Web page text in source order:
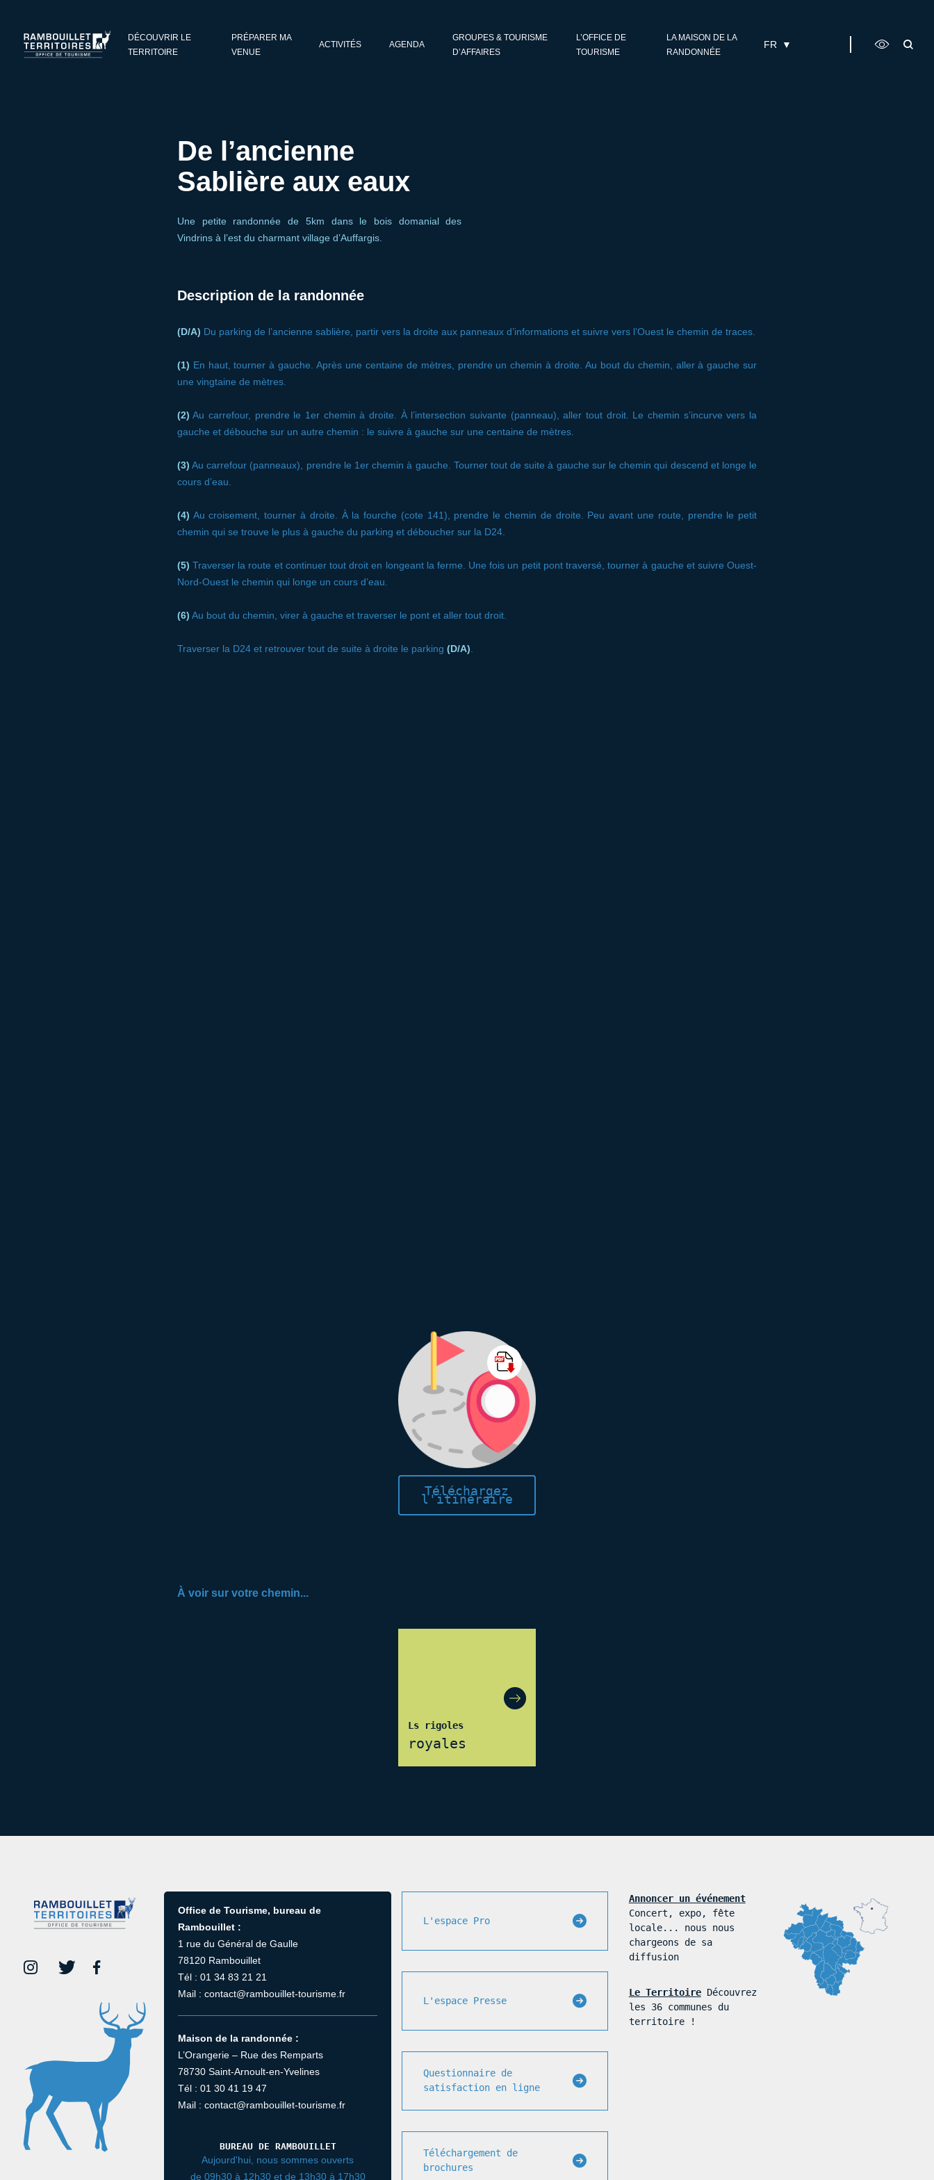
DÉCOUVRIR LE
TERRITOIRE
PRÉPARER MA
VENUE
ACTIVITÉS AGENDA
GROUPES & TOURISME
D’AFFAIRES
L’OFFICE DE
TOURISME
LA MAISON DE LA
RANDONNÉE
FR
De l’ancienne
Sablière aux eaux
Une petite randonnée de 5km dans le bois domanial des
Vindrins à l’est du charmant village d’Auffargis.
Description de la randonnée
(D/A) Du parking de l’ancienne sablière, partir vers la droite aux panneaux d’informations et suivre vers l’Ouest le chemin de traces.
(1) En haut, tourner à gauche. Après une centaine de mètres, prendre un chemin à droite. Au bout du chemin, aller à gauche sur
une vingtaine de mètres.
(2) Au carrefour, prendre le 1er chemin à droite. À l’intersection suivante (panneau), aller tout droit. Le chemin s’incurve vers la
gauche et débouche sur un autre chemin : le suivre à gauche sur une centaine de mètres.
(3) Au carrefour (panneaux), prendre le 1er chemin à gauche. Tourner tout de suite à gauche sur le chemin qui descend et longe le
cours d’eau.
(4) Au croisement, tourner à droite. À la fourche (cote 141), prendre le chemin de droite. Peu avant une route, prendre le petit
chemin qui se trouve le plus à gauche du parking et déboucher sur la D24.
(5) Traverser la route et continuer tout droit en longeant la ferme. Une fois un petit pont traversé, tourner à gauche et suivre Ouest-
Nord-Ouest le chemin qui longe un cours d’eau.
(6) Au bout du chemin, virer à gauche et traverser le pont et aller tout droit.
Traverser la D24 et retrouver tout de suite à droite le parking (D/A)
Téléchargez
l'itinéraire
À voir sur votre chemin...
Ls rigoles
royales
Office de Tourisme, bureau de
Rambouillet :
1 rue du Général de Gaulle
78120 Rambouillet
Tél : 01 34 83 21 21
Mail : contact@rambouillet-tourisme.fr
Maison de la randonnée :
L’Orangerie – Rue des Remparts
78730 Saint-Arnoult-en-Yvelines
Tél : 01 30 41 19 47
Mail : contact@rambouillet-tourisme.fr
BUREAU DE RAMBOUILLET
Aujourd'hui, nous sommes ouverts
de 09h30 à 12h30 et de 13h30 à 17h30
L'espace Pro
L'espace Presse
Questionnaire de
satisfaction en ligne
Téléchargement de
brochures
Annoncer un événement
Concert, expo, fête
locale... nous nous
chargeons de sa
diffusion
Le TerritoireDécouvrez
les 36 communes du
territoire !